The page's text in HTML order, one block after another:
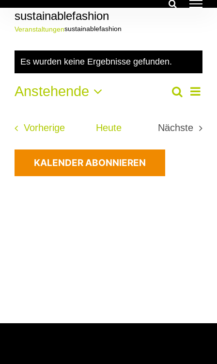
Inhalt
springen
sustainablefashion
Veranstaltungensustainablefashion
Veranstaltungen
Hinweis
Es wurden keine Ergebnisse gefunden.
Suche
und
Suche
Liste
Anstehende
wählen.
VorherigeVeranstaltungen
Heute
Nächste
KALENDER ABONNIEREN